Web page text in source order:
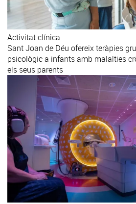
Activitat clínica
Sant Joan de Déu ofereix teràpies
psicològic a infants amb malalties
els seus parents